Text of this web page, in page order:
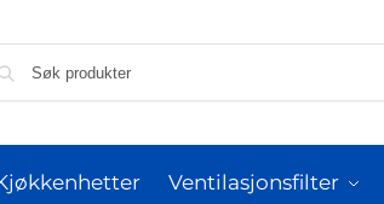
Ventilasjonsfilter